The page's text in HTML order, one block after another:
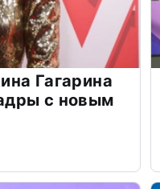
Гагарина
с новым